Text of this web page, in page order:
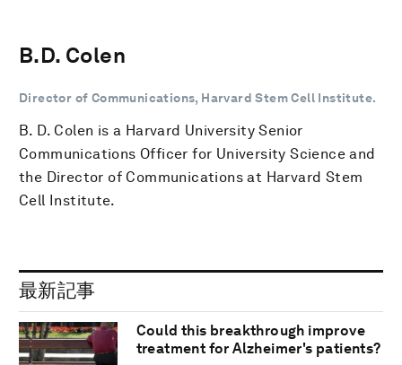
B.D. Colen
Director of Communications, Harvard Stem Cell Institute.
B. D. Colen is a Harvard University Senior
Communications Officer for University Science and
the Director of Communications at Harvard Stem
Cell Institute.
最新記事
Could this breakthrough improve
treatment for Alzheimer's patients?